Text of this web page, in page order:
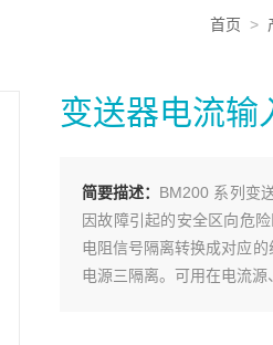
首页 >
变送器电流输
简要描述： BM200 系列变
因故障引起的安全区向危
电阻信号隔离转换成对应
电源三隔离。可用在电流源